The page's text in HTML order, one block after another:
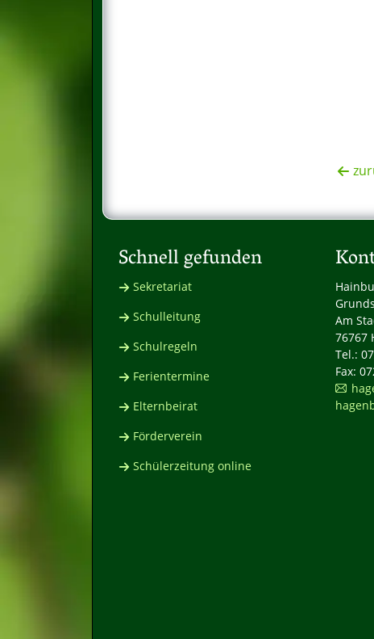
Schnell gefunden
Sekretariat
Schulleitung
Schulregeln
Ferientermine
Elternbeirat
Förderverein
Schülerzeitung online
Am
76767
Tel.:
Fax: